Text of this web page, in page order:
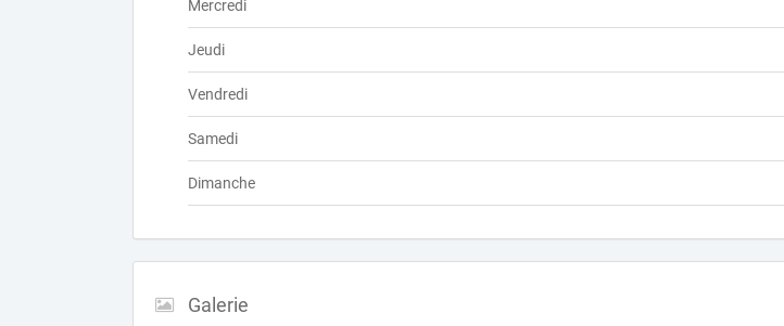
Mercredi
Jeudi
Vendredi
Samedi
Dimanche
Galerie